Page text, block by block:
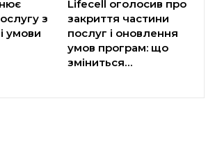
з
умови
Lifecell оголосив про
закриття частини
послуг і оновлення
умов програм: що
зміниться…